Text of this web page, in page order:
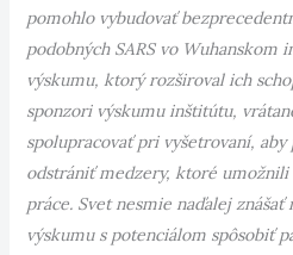
pomohlo vybudovať
podobných SARS vo Wuhanskom
výskumu, ktorý rozširoval ich
sponzori výskumu inštitútu,
spolupracovať pri vyšetrovaní,
odstrániť medzery, ktoré
práce. Svet nesmie naďalej
výskumu s potenciálom spôsobiť